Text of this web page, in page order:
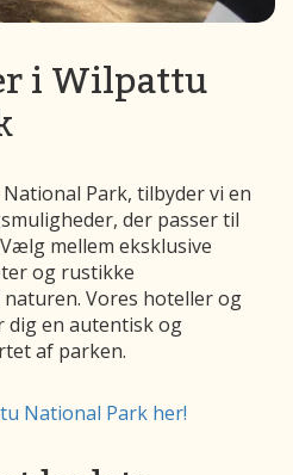
i Wilpattu
Park, tilbyder vi en
der passer til
mellem eksklusive
og rustikke
Vores hoteller og
dig en autentisk og
af parken.
National Park her!